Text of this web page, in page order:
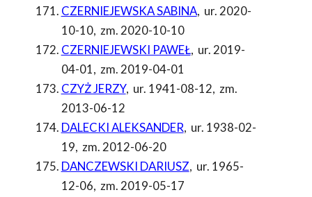
CZERNIEJEWSKA SABINA, ur. 2020-
10-10, zm. 2020-10-10
CZERNIEJEWSKI PAWEŁ, ur. 2019-
04-01, zm. 2019-04-01
CZYŻ JERZY, ur. 1941-08-12, zm.
2013-06-12
DALECKI ALEKSANDER, ur. 1938-02-
19, zm. 2012-06-20
DANCZEWSKI DARIUSZ, ur. 1965-
12-06, zm. 2019-05-17